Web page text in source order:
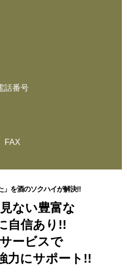
話番号
FAX
」を酒のソクハイが解決!!
ない豊富な
自信あり!!
ービスで
力にサポート!!